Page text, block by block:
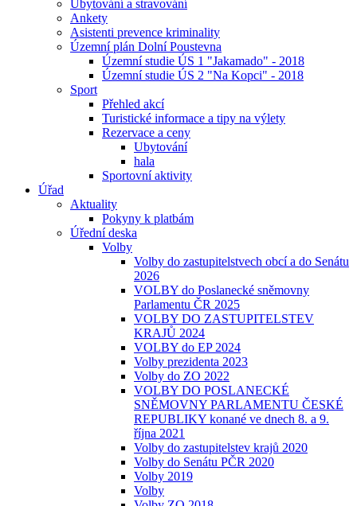
Ubytování a stravování
Ankety
Asistenti prevence kriminality
Územní plán Dolní Poustevna
Územní studie ÚS 1 "Jakamado" - 2018
Územní studie ÚS 2 "Na Kopci" - 2018
Sport
Přehled akcí
Turistické informace a tipy na výlety
Rezervace a ceny
Ubytování
hala
Sportovní aktivity
Úřad
Aktuality
Pokyny k platbám
Úřední deska
Volby
Volby do zastupitelstvech obcí a do Senátu
2026
VOLBY do Poslanecké sněmovny
Parlamentu ČR 2025
VOLBY DO ZASTUPITELSTEV
KRAJŮ 2024
VOLBY do EP 2024
Volby prezidenta 2023
Volby do ZO 2022
VOLBY DO POSLANECKÉ
SNĚMOVNY PARLAMENTU ČESKÉ
REPUBLIKY konané ve dnech 8. a 9.
října 2021
Volby do zastupitelstev krajů 2020
Volby do Senátu PČR 2020
Volby 2019
Volby